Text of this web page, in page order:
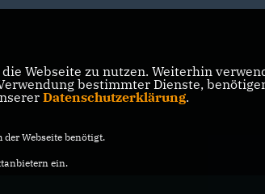
Webseite zu nutzen. Weiterhin
bestimmter Dienste,
Datenschutzerklärung.
Webseite benötigt.
ein.